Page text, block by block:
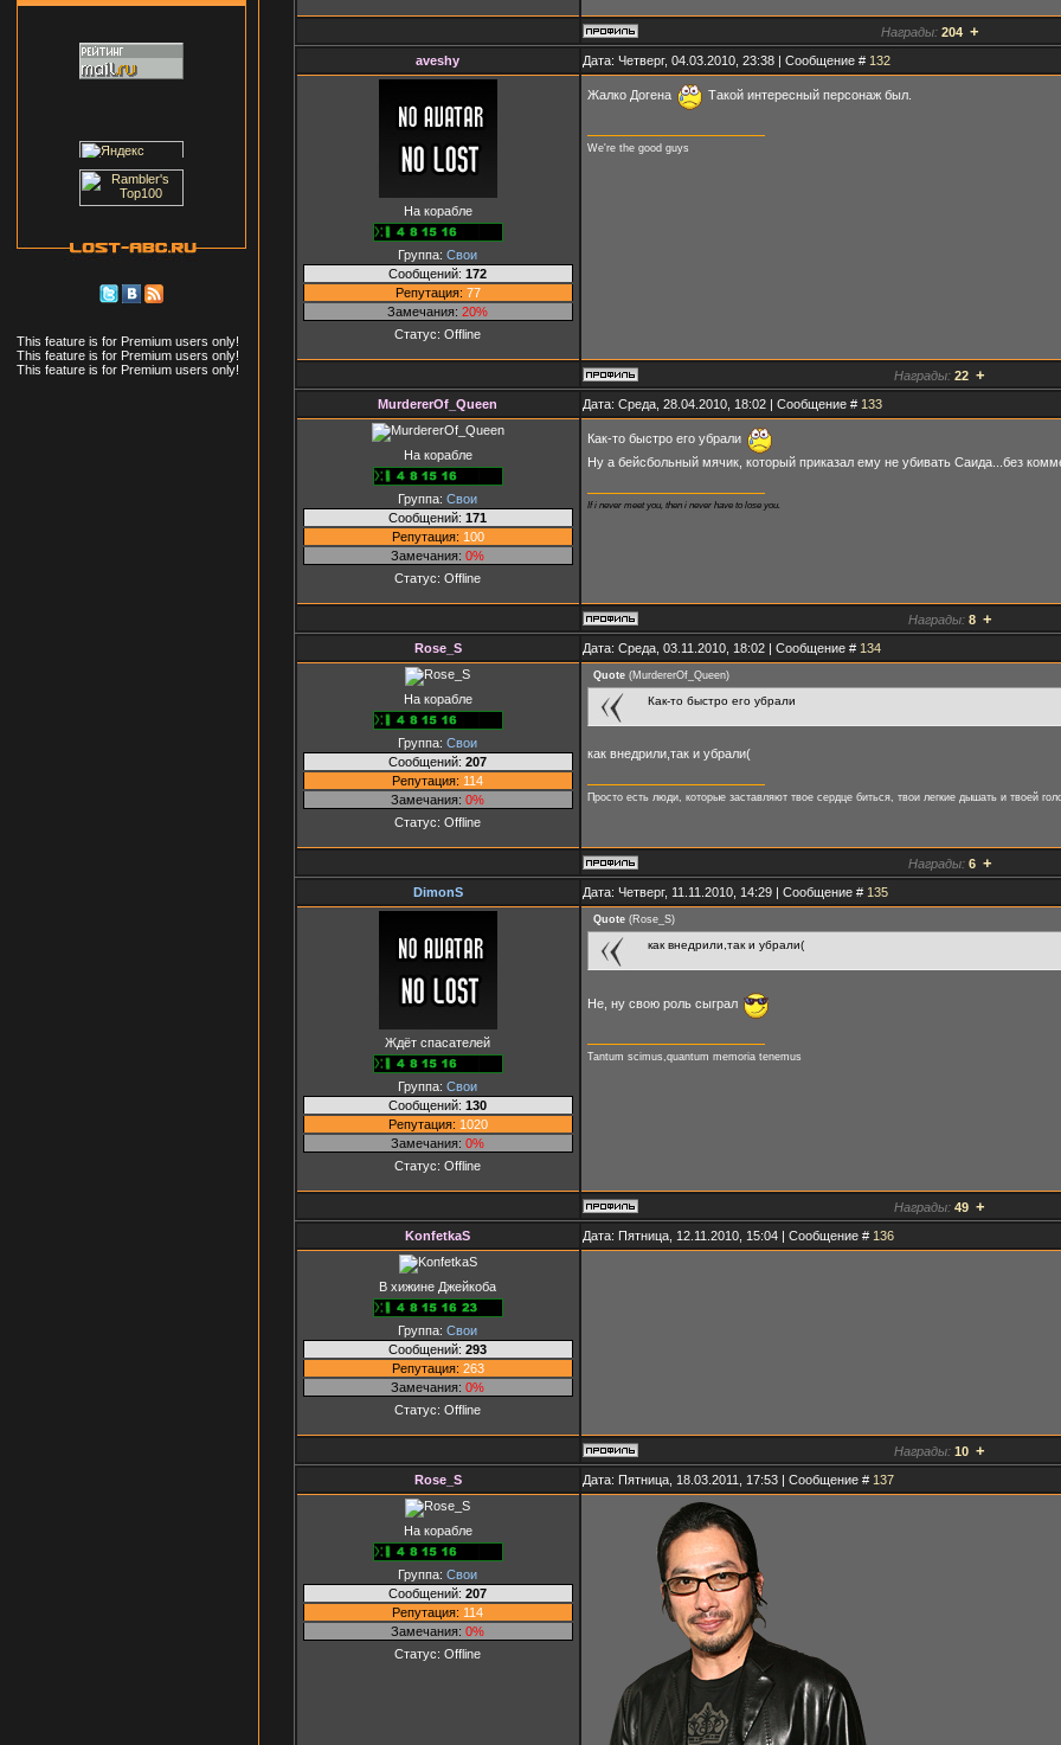
This feature is for Premium users only!
This feature is for Premium users only!
This feature is for Premium users only!
Награды: 204 +
aveshy Дата: Четверг, 04.03.2010, 23:38 | Сообщение # 132
На корабле
Группа: Свои
Сообщений: 172
Репутация: 77
Замечания: 20%
Статус: Offline
Жалко Догена Такой интересный персонаж был.
We're the good guys
Награды: 22 +
MurdererOf_Queen Дата: Среда, 28.04.2010, 18:02 | Сообщение # 133
На корабле
Группа: Свои
Сообщений: 171
Репутация: 100
Замечания: 0%
Статус: Offline
Как-то быстро его убрали
Ну а бейсбольный мячик, который приказал ему не убивать Саида...без
If i never meet you, then i never have to lose you.
Награды: 8 +
Rose_S Дата: Среда, 03.11.2010, 18:02 | Сообщение # 134
На корабле
Группа: Свои
Сообщений: 207
Репутация: 114
Замечания: 0%
Статус: Offline
Quote(MurdererOf_Queen)
Как-то быстро его убрали
как внедрили,так и убрали(
Просто есть люди, которые заставляют твое сердце биться, твои легкие дышать и твоей
Награды: 6 +
DimonS Дата: Четверг, 11.11.2010, 14:29 | Сообщение # 135
Ждёт спасателей
Группа: Свои
Сообщений: 130
Репутация: 1020
Замечания: 0%
Статус: Offline
Quote(Rose_S)
как внедрили,так и убрали(
Не, ну свою роль сыграл
Tantum scimus,quantum memoria tenemus
Награды: 49 +
KonfetkaS Дата: Пятница, 12.11.2010, 15:04 | Сообщение # 136
В хижине Джейкоба
Группа: Свои
Сообщений: 293
Репутация: 263
Замечания: 0%
Статус: Offline
Награды: 10 +
Rose_S Дата: Пятница, 18.03.2011, 17:53 | Сообщение # 137
На корабле
Группа: Свои
Сообщений: 207
Репутация: 114
Замечания: 0%
Статус: Offline